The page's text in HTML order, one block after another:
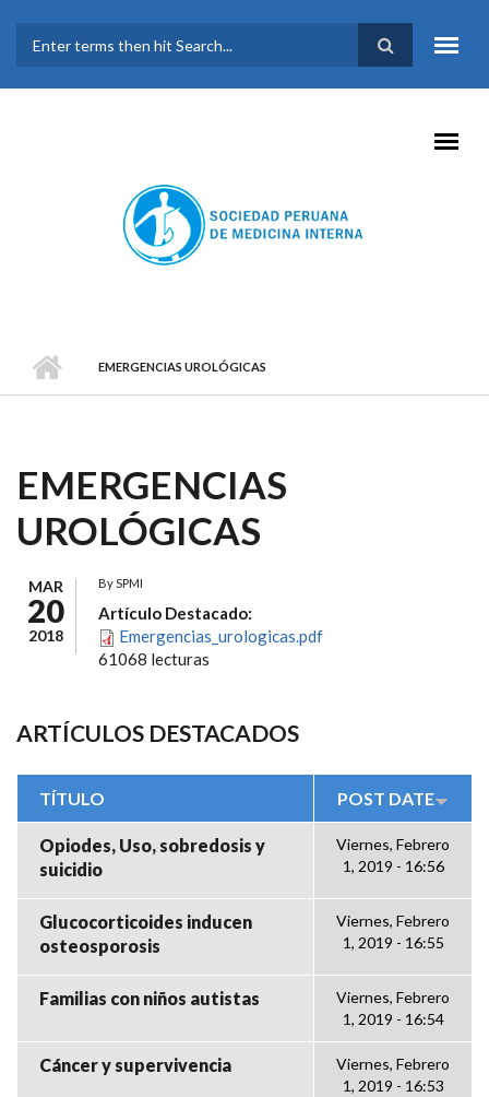
FORMULARIO DE
BÚSQUEDA
EMERGENCIAS UROLÓGICAS
EMERGENCIAS
UROLÓGICAS
MAR
20
2018
BySPMI
Artículo Destacado:
Emergencias_urologicas.pdf
61068 lecturas
ARTÍCULOS DESTACADOS
TÍTULO POST DATE
Opiodes, Uso, sobredosis y
suicidio
Viernes, Febrero
1, 2019 - 16:56
Glucocorticoides inducen
osteosporosis
Viernes, Febrero
1, 2019 - 16:55
Familias con niños autistas
Viernes, Febrero
1, 2019 - 16:54
Cáncer y supervivencia
Viernes, Febrero
1, 2019 - 16:53